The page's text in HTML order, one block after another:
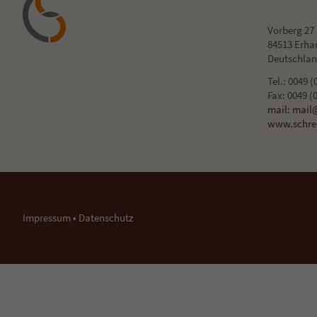
Vorberg 27
84513
Tel.: 0049
Fax: 0049
mail:
Impressum• Datenschutz
der